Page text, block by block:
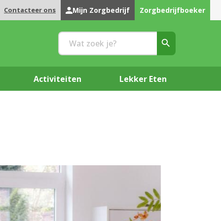
Contacteer ons Mijn Zorgbedrijf Zorgbedrijfboeker
Activiteiten Lekker Eten